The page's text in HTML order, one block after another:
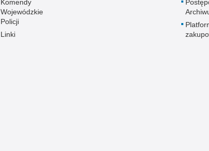
Komendy
Wojewódzkie
Policji
Linki